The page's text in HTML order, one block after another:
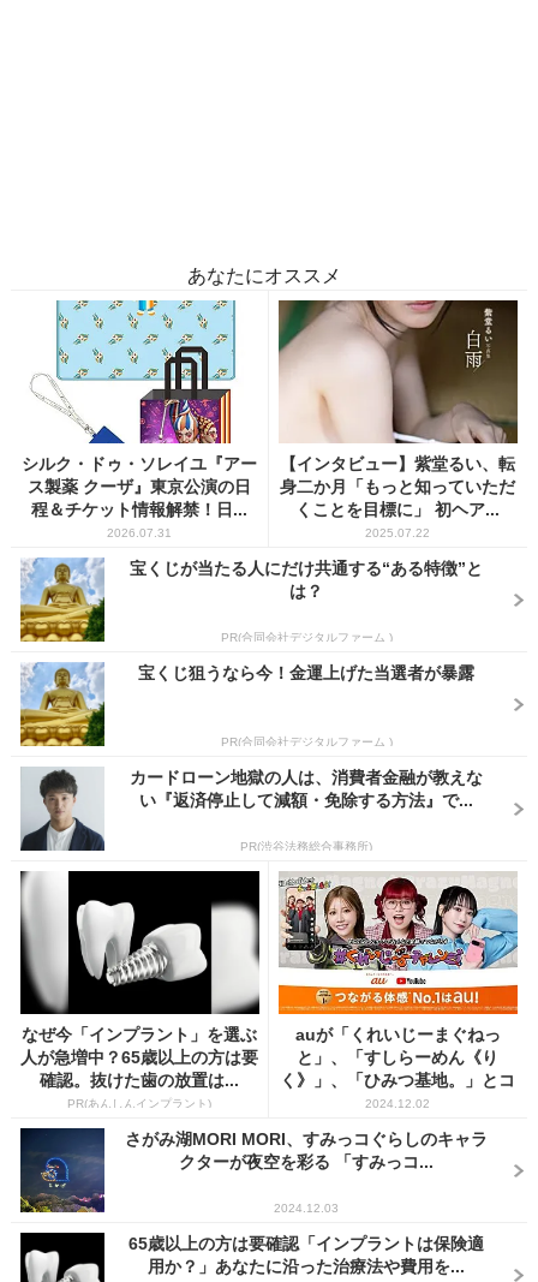
あなたにオススメ
シルク・ドゥ・ソレイユ『アー
ス製薬 クーザ』東京公演の日
程＆チケット情報解禁！日...
2026.07.31
【インタビュー】紫堂るい、転
身二か月「もっと知っていただ
くことを目標に」 初ヘア...
2025.07.22
宝くじが当たる人にだけ共通する“ある特徴”と
は？
PR(合同会社デジタルファーム )
宝くじ狙うなら今！金運上げた当選者が暴露
PR(合同会社デジタルファーム )
カードローン地獄の人は、消費者金融が教えな
い『返済停止して減額・免除する方法』で...
PR(渋谷法務総合事務所)
なぜ今「インプラント」を選ぶ
人が急増中？65歳以上の方は要
確認。抜けた歯の放置は...
PR(あんしんインプラント)
auが「くれいじーまぐねっ
と」、「すしらーめん《り
く》」、「ひみつ基地。」とコ
ラ...
2024.12.02
さがみ湖MORI MORI、すみっコぐらしのキャラ
クターが夜空を彩る 「すみっコ...
2024.12.03
65歳以上の方は要確認「インプラントは保険適
用か？」あなたに沿った治療法や費用を...